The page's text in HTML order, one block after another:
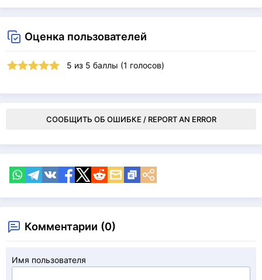
Оценка пользователей
5 из 5 баллы (1 голосов)
СООБЩИТЬ ОБ ОШИБКЕ / REPORT AN ERROR
Комментарии (0)
Имя пользователя